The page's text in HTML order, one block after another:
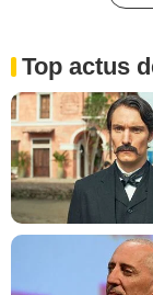
Top actus